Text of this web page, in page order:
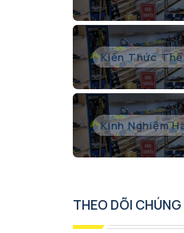
Kiến Thức
Kinh Nghiệm
THEO DÕI